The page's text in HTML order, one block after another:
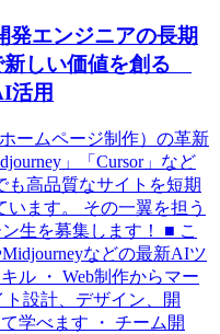
発エンジニアの長期
新しい価値を創る
活用
ームページ制作）の革新
」「Cursor」など
も高品質なサイトを短期
います。 その一翼を担う
生を募集します！ ■ こ
などの最新AIツ
ル ・ Web制作からマー
設計、デザイン、開
学べます ・ チーム開